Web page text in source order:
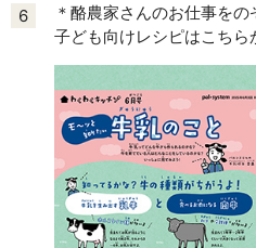
6
＊酪農家さんのお仕事をの
子ども向けレシピはこちら